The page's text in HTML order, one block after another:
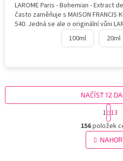
LAROME Paris - Bohemian - Extract
často zaměňuje s MAISON FRANCIS
540. Jedná se ale o originální vůni
100ml
20ml
O
v
l
á
NAČÍST 12
S
t
r
á
n
k
1 13
156položek